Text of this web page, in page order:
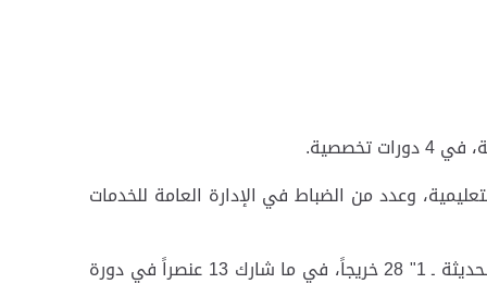
وعدد من الضباط في الإدارة العامة للخدمات
وأشار السويدي إلى أن دورة "مهندس شبكات محترف ـ 1" شارك فيها 5 منتسبين، كما شارك في دورة "أسس الإدارة الحديثة ـ 1" 28 خريجاً، في ما شارك 13 عنصراً في دورة